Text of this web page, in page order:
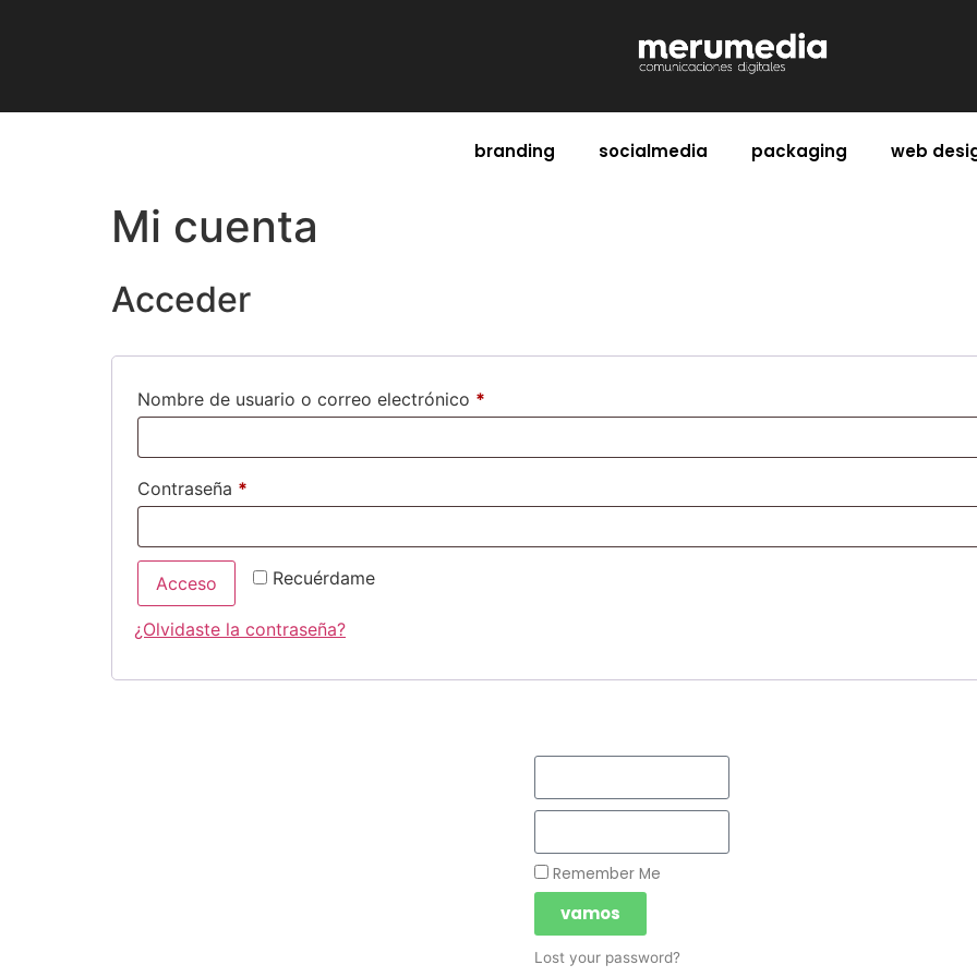
branding socialmedia packaging web
Mi cuenta
Acceder
Nombre de usuario o correo electrónico *
Contraseña *
Recuérdame
Acceso
¿Olvidaste la contraseña?
Remember Me
vamos
Lost your password?